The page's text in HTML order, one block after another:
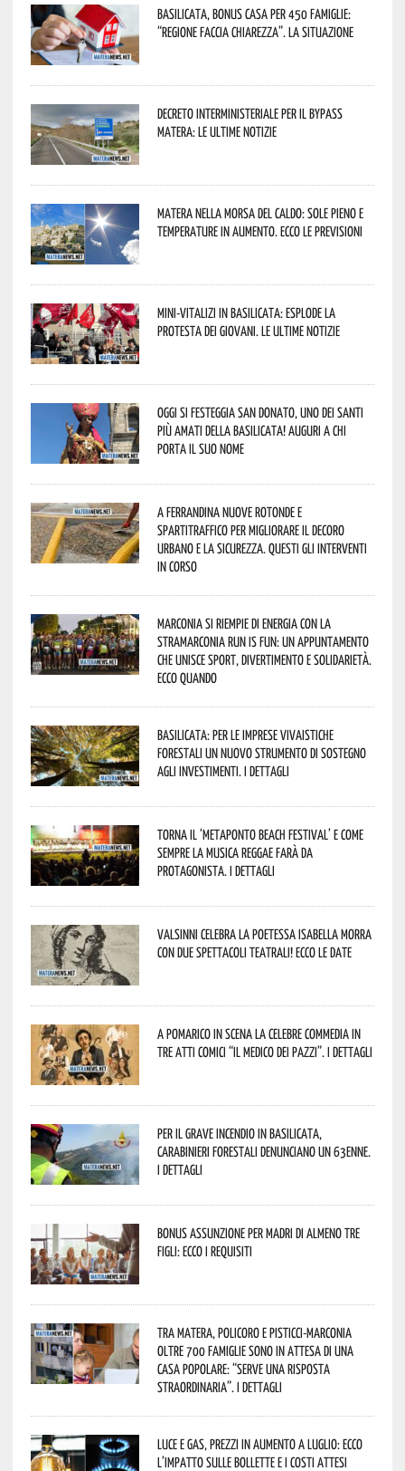
Basilicata, Bonus casa per 450 famiglie:
“Regione faccia chiarezza”. La situazione
Decreto interministeriale per il Bypass
Matera: le ultime notizie
Matera nella morsa del caldo: sole pieno e
temperature in aumento. Ecco le previsioni
Mini-vitalizi in Basilicata: esplode la
protesta dei giovani. Le ultime notizie
Oggi si festeggia San Donato, uno dei Santi
più amati della Basilicata! Auguri a chi
porta il suo nome
A Ferrandina nuove rotonde e
spartitraffico per migliorare il decoro
urbano e la sicurezza. Questi gli interventi
in corso
Marconia si riempie di energia con la
StraMarconia Run is Fun: un appuntamento
che unisce sport, divertimento e solidarietà.
Ecco quando
Basilicata: per le imprese vivaistiche
forestali un nuovo strumento di sostegno
agli investimenti. I dettagli
Torna il ‘Metaponto beach festival’ e come
sempre la musica reggae farà da
protagonista. I dettagli
Valsinni celebra la poetessa Isabella Morra
con due spettacoli teatrali! Ecco le date
A Pomarico in scena la celebre commedia in
tre atti comici “Il medico dei pazzi”. I dettagli
Per il grave incendio in Basilicata,
Carabinieri forestali denunciano un 63enne.
I dettagli
Bonus assunzione per madri di almeno tre
figli: ecco i requisiti
Tra Matera, Policoro e Pisticci-Marconia
oltre 700 famiglie sono in attesa di una
casa popolare: “serve una risposta
straordinaria”. I dettagli
Luce e gas, prezzi in aumento a luglio: ecco
l’impatto sulle bollette e i costi attesi